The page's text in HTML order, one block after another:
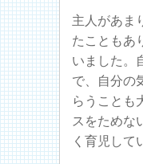
主人があま
たこともあ
いました。
で、自分の
らうことも
スをためな
く育児して